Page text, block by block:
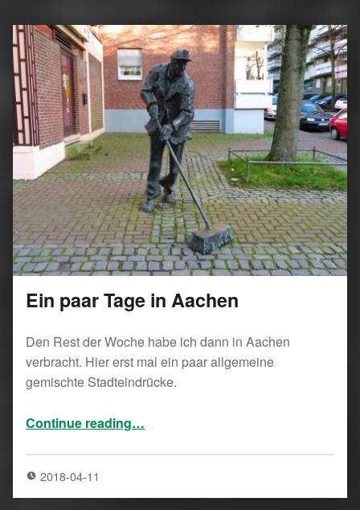
Ein paar Tage in Aachen
Den Rest der Woche habe ich dann in Aachen
verbracht. Hier erst mal ein paar allgemeine
gemischte Stadteindrücke.
Continue reading…
2018-04-11